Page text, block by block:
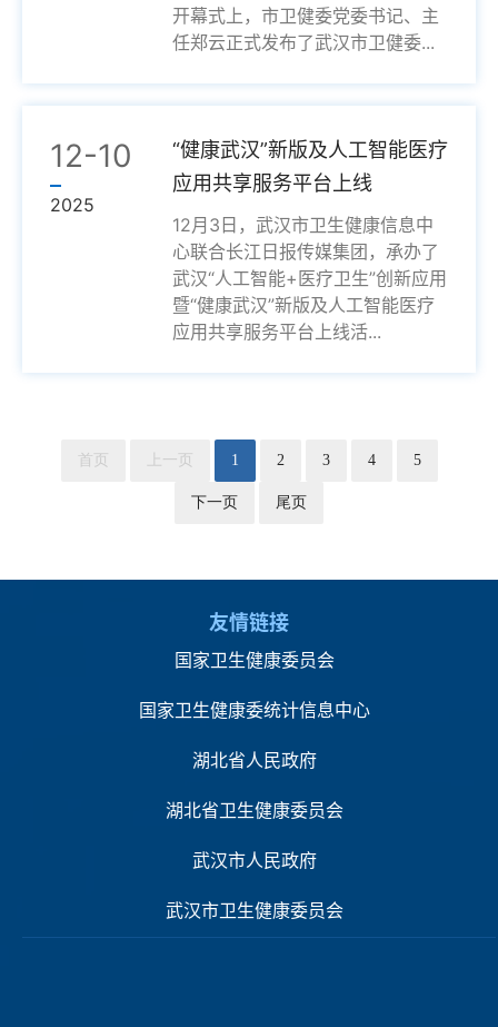
开幕式上，市卫健委党委书记、主
任郑云正式发布了武汉市卫健委...
12-10
2025
“健康武汉”新版及人工智能医疗
应用共享服务平台上线
12月3日，武汉市卫生健康信息中
心联合长江日报传媒集团，承办了
武汉“人工智能+医疗卫生”创新应用
暨“健康武汉”新版及人工智能医疗
应用共享服务平台上线活...
首页 上一页 1 2 3 4 5
下一页 尾页
友情链接
国家卫生健康委员会
国家卫生健康委统计信息中心
湖北省人民政府
湖北省卫生健康委员会
武汉市人民政府
武汉市卫生健康委员会